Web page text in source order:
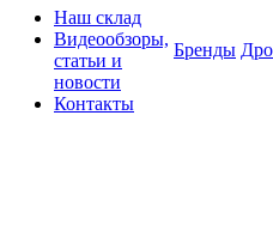
Наш склад
Видеообзоры,
статьи и
новости
Контакты
Бренды